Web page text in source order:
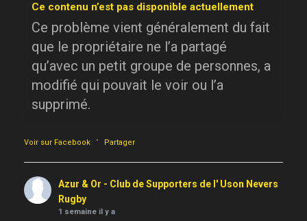
Ce contenu n’est pas disponible actuellement
Ce problème vient généralement du fait
que le propriétaire ne l’a partagé
qu’avec un petit groupe de personnes, a
modifié qui pouvait le voir ou l’a
supprimé.
Voir sur Facebook · Partager
Azur & Or - Club de Supporters de l' Uson Nevers
Rugby
1 semaine il y a